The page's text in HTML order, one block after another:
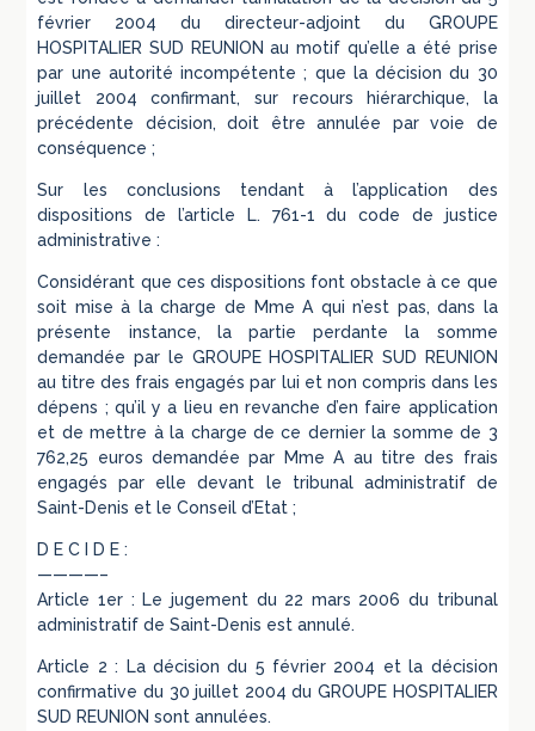
février 2004 du directeur-adjoint du GROUPE
HOSPITALIER SUD REUNION au motif qu’elle a été prise
par une autorité incompétente ; que la décision du 30
juillet 2004 confirmant, sur recours hiérarchique, la
précédente décision, doit être annulée par voie de
conséquence ;
Sur les conclusions tendant à l’application des
dispositions de l’article L. 761-1 du code de justice
administrative :
Considérant que ces dispositions font obstacle à ce que
soit mise à la charge de Mme A qui n’est pas, dans la
présente instance, la partie perdante la somme
demandée par le GROUPE HOSPITALIER SUD REUNION
au titre des frais engagés par lui et non compris dans les
dépens ; qu’il y a lieu en revanche d’en faire application
et de mettre à la charge de ce dernier la somme de 3
762,25 euros demandée par Mme A au titre des frais
engagés par elle devant le tribunal administratif de
Saint-Denis et le Conseil d’Etat ;
D E C I D E :
————–
Article 1er : Le jugement du 22 mars 2006 du tribunal
administratif de Saint-Denis est annulé.
Article 2 : La décision du 5 février 2004 et la décision
confirmative du 30 juillet 2004 du GROUPE HOSPITALIER
SUD REUNION sont annulées.